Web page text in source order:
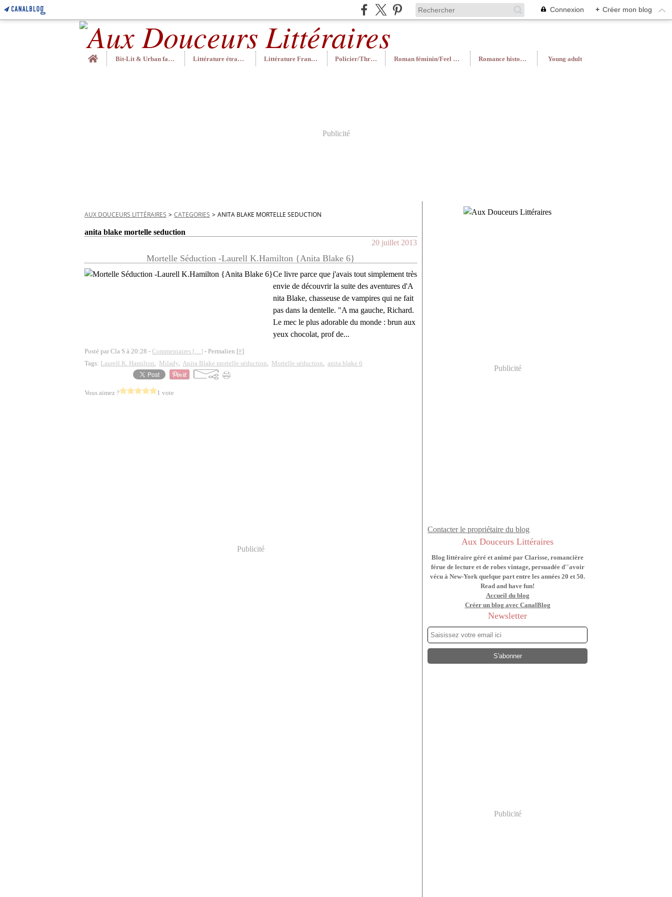
Connexion + Créer mon blog
Home
Bit-Lit & Urban fantasy Littérature étrangère Littérature Française Policier/Thriller Roman féminin/Feel Good Romance historique Young adult
Publicité
AUX DOUCEURS LITTÉRAIRES > CATEGORIES > ANITA BLAKE MORTELLE SEDUCTION
anita blake mortelle seduction
20 juillet 2013
Mortelle Séduction -Laurell K.Hamilton {Anita Blake 6}
Ce livre parce que j'avais tout simplement très
envie de découvrir la suite des aventures d'A
nita Blake, chasseuse de vampires qui ne fait
pas dans la dentelle. "A ma gauche, Richard.
Le mec le plus adorable du monde : brun aux
yeux chocolat, prof de...
Posté par Cla S à 20:28 - Commentaires […] - Permalien [#]
Tags: Laurell K. Hamilton, Milady, Anita Blake mortelle séduction, Mortelle séduction, anita blake 6
Vous aimez ? 1 vote
Publicité
Publicité
Contacter le propriétaire du blog
Aux Douceurs Littéraires
Blog littéraire géré et animé par Clarisse, romancière
férue de lecture et de robes vintage, persuadée d''avoir
vécu à New-York quelque part entre les années 20 et 50.
Read and have fun!
Accueil du blog
Créer un blog avec CanalBlog
Newsletter
Publicité